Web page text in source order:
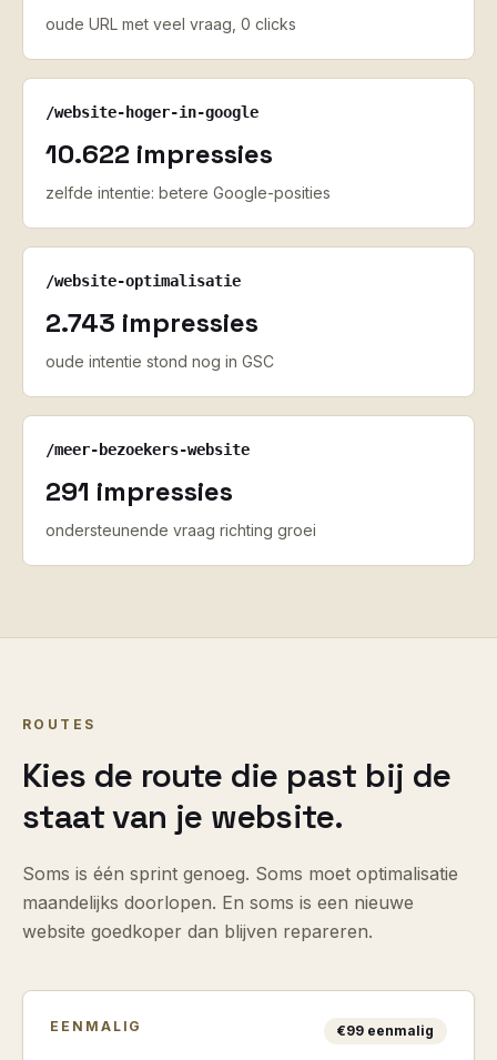
oude URL met veel vraag, 0 clicks
/website-hoger-in-google
10.622 impressies
zelfde intentie: betere Google-posities
/website-optimalisatie
2.743 impressies
oude intentie stond nog in GSC
/meer-bezoekers-website
291 impressies
ondersteunende vraag richting groei
ROUTES
Kies de route die past bij de
staat van je website.
Soms is één sprint genoeg. Soms moet optimalisatie
maandelijks doorlopen. En soms is een nieuwe
website goedkoper dan blijven repareren.
EENMALIG €99 eenmalig